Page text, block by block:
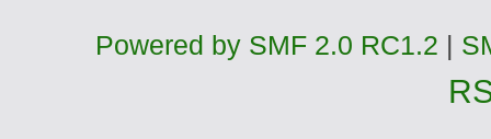
Powered by SMF 2.0 RC1.2 |